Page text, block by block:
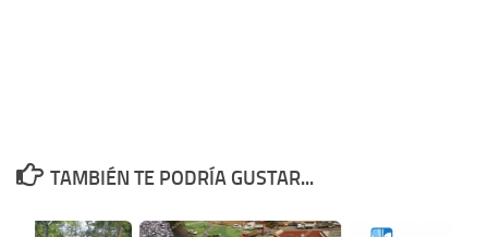
TAMBIÉN TE PODRÍA GUSTAR...